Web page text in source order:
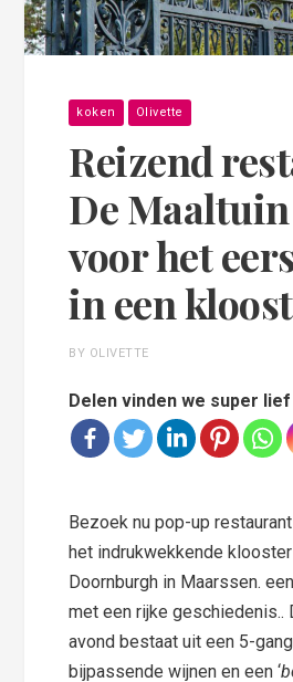
koken Olivette
Reizend
De
voor het
in een
BY OLIVETTE
Delen vinden we super lief
Bezoek nu pop-up
het indrukwekkende
Doornburgh in Maarssen.
met een rijke geschiedenis..
avond bestaat uit een 5-
bijpassende wijnen en een ‘